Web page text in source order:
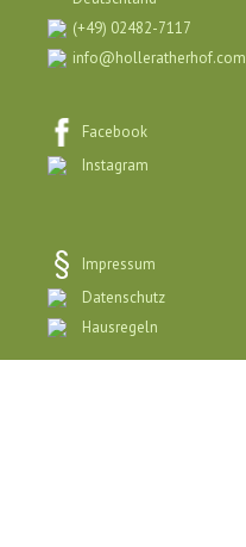
(+49) 02482-7117
info@holleratherhof.com
Facebook
Instagram
Impressum
Datenschutz
Hausregeln